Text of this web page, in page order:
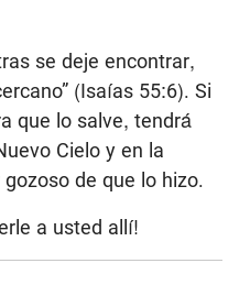
se deje encontrar,
(Isaías 55:6). Si
que lo salve, tendrá
Cielo y en la
de que lo hizo.
a usted allí!